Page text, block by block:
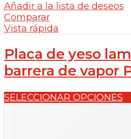
Añadir a la lista de deseos
Comparar
Vista rápida
Placa de yeso
barrera de vapor
SELECCIONAR OPCIONES